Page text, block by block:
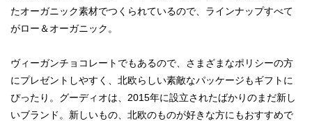
たオーガニック素材でつくられているので、ラインナップすべて
がロー＆オーガニック。
ヴィーガンチョコレートでもあるので、さまざまなポリシーの方
にプレゼントしやすく、北欧らしい素敵なパッケージもギフトに
ぴったり。グーディオは、2015年に設立されたばかりのまだ新し
いブランド。新しいもの、北欧のものが好きな方にもおすすめで